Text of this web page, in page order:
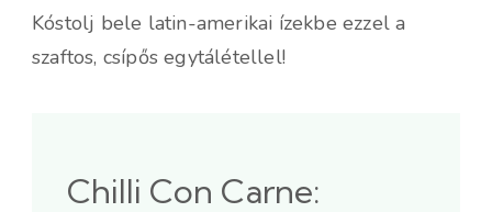
Kóstolj bele latin-amerikai ízekbe ezzel a
szaftos, csípős egytálétellel!
Chilli Con Carne: